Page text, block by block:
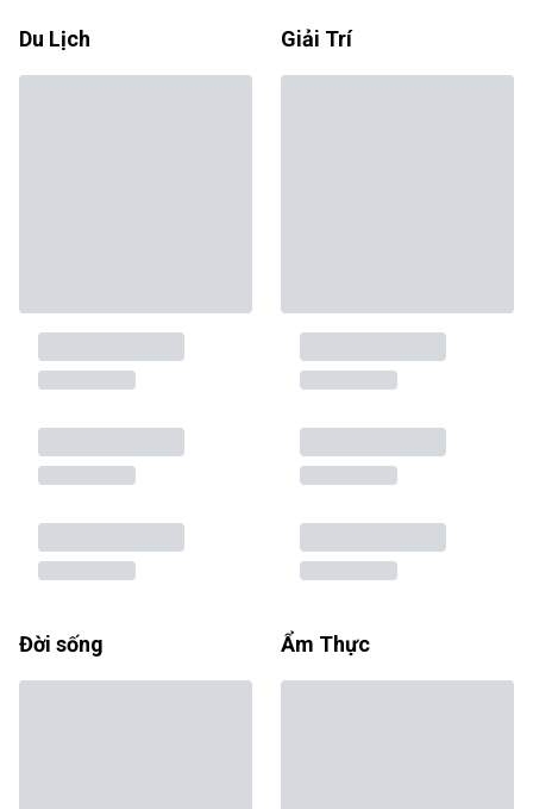
Du Lịch Giải Trí
Đời sống Ẩm Thực